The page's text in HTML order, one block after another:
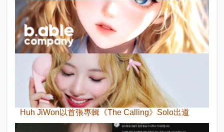
Huh JiWon以首張專輯《The Calling》Solo出道